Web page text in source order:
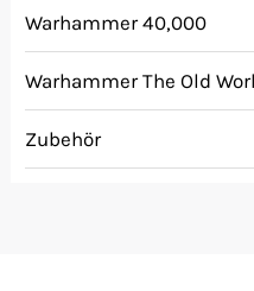
Warhammer 40,000
Warhammer The Old
Zubehör